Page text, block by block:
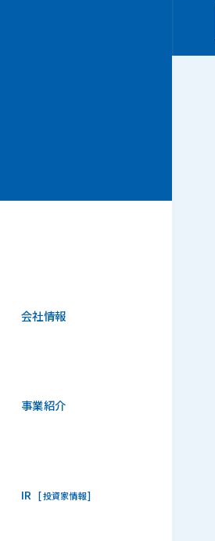
会社情報
事業紹介
IR 投資家情報